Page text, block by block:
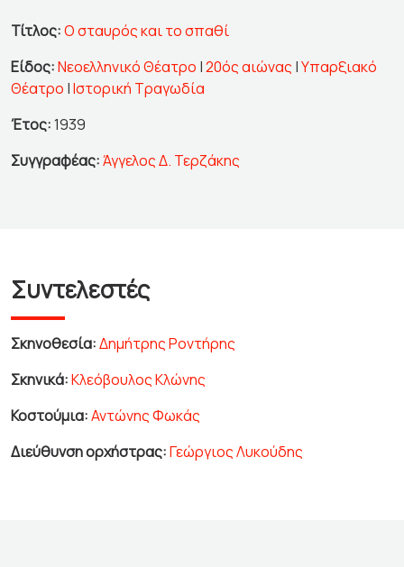
Τίτλος:Ο σταυρός και το σπαθί
Είδος:Νεοελληνικό Θέατρο |20ός αιώνας |Υπαρξιακό
Θέατρο |Ιστορική Τραγωδία
Έτος:1939
Συγγραφέας:Άγγελος Δ. Τερζάκης
Συντελεστές
Σκηνοθεσία:Δημήτρης Ροντήρης
Σκηνικά:Κλεόβουλος Κλώνης
Κοστούμια:Αντώνης Φωκάς
Διεύθυνση ορχήστρας:Γεώργιος Λυκούδης